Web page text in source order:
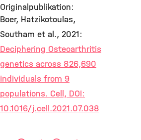
Originalpublikation:
Boer, Hatzikotoulas,
Southam et al., 2021:
Deciphering Osteoarthritis
genetics across 826,690
individuals from 9
populations. Cell, DOI:
10.1016/j.cell.2021.07.038